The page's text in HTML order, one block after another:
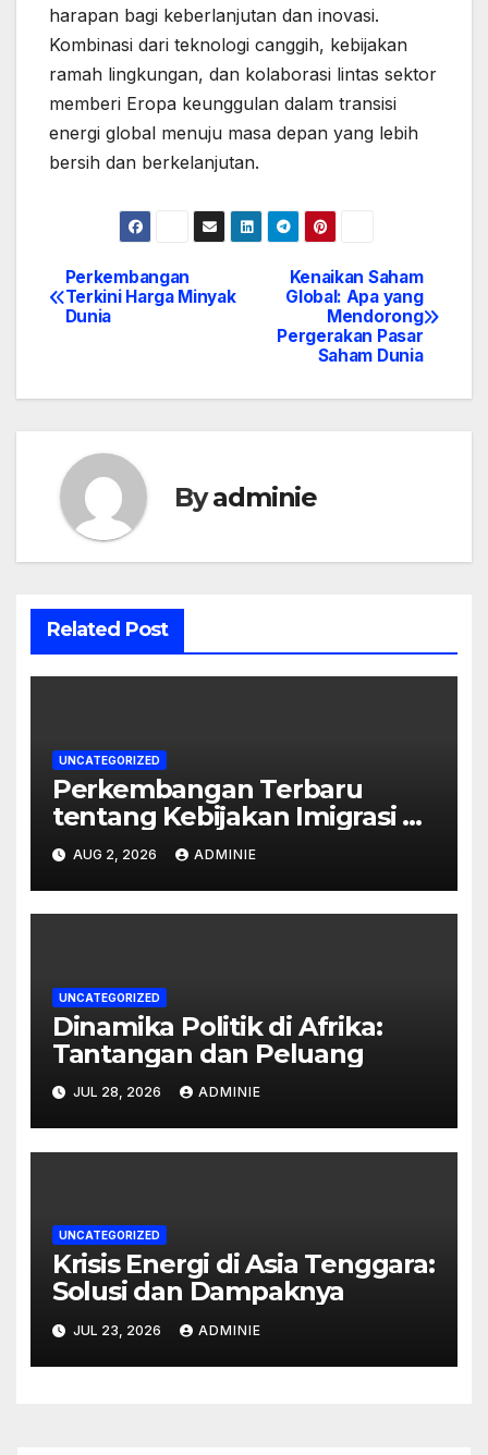
harapan bagi keberlanjutan dan inovasi.
Kombinasi dari teknologi canggih, kebijakan
ramah lingkungan, dan kolaborasi lintas sektor
memberi Eropa keunggulan dalam transisi
energi global menuju masa depan yang lebih
bersih dan berkelanjutan.
Post
navigation
Kenaikan Saham
Global: Apa yang
Mendorong
Pergerakan Pasar
Saham Dunia
Perkembangan
Terkini Harga Minyak
Dunia
Byadminie
Related Post
UNCATEGORIZED
Perkembangan Terbaru
tentang Kebijakan Imigrasi di
Australia
AUG 2, 2026 ADMINIE
UNCATEGORIZED
Dinamika Politik di Afrika:
Tantangan dan Peluang
JUL 28, 2026 ADMINIE
UNCATEGORIZED
Krisis Energi di Asia Tenggara:
Solusi dan Dampaknya
JUL 23, 2026 ADMINIE